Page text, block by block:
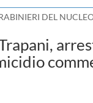
DEL